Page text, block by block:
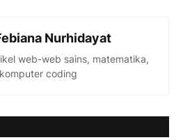
Nurhidayat
web-web sains, matematika,
coding